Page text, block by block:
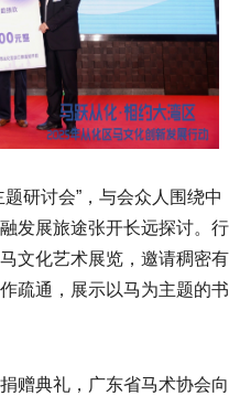
研讨会”，与会众人围绕中
发展旅途张开长远探讨。行
文化艺术展览，邀请稠密有
疏通，展示以马为主题的书
赠典礼，广东省马术协会向